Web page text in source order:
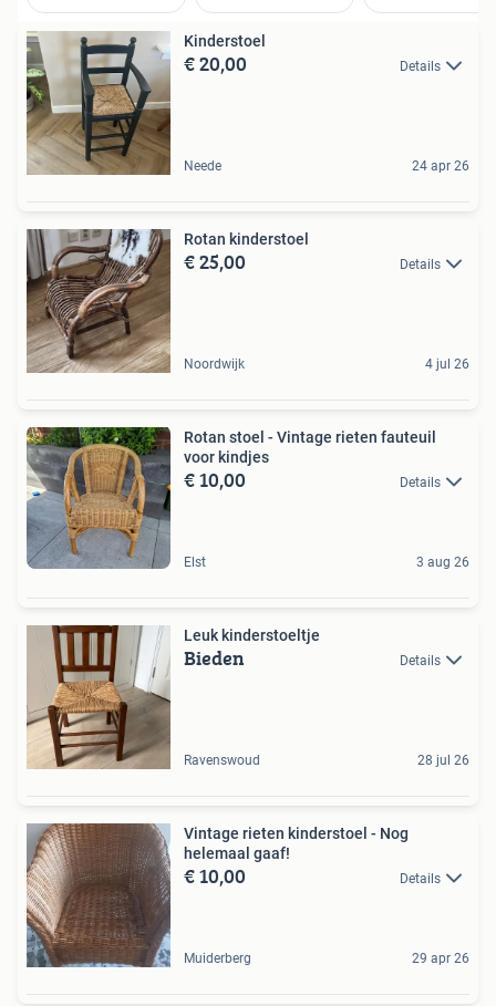
Kinderstoel
€ 20,00 Details
Neede 24 apr 26
Rotan kinderstoel
€ 25,00 Details
Noordwijk 4 jul 26
Rotan stoel - Vintage rieten fauteuil
voor kindjes
€ 10,00 Details
Elst 3 aug 26
Leuk kinderstoeltje
Bieden Details
Ravenswoud 28 jul 26
Vintage rieten kinderstoel - Nog
helemaal gaaf!
€ 10,00 Details
Muiderberg 29 apr 26